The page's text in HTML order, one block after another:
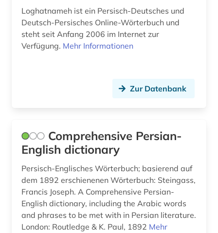
Loghatnameh ist ein Persisch-Deutsches und
Deutsch-Persisches Online-Wörterbuch und
steht seit Anfang 2006 im Internet zur
Verfügung. Mehr Informationen
Zur Datenbank
Comprehensive Persian-
English dictionary
Persisch-Englisches Wörterbuch; basierend auf
dem 1892 erschienenen Wörterbuch: Steingass,
Francis Joseph. A Comprehensive Persian-
English dictionary, including the Arabic words
and phrases to be met with in Persian literature.
London: Routledge & K. Paul, 1892 Mehr